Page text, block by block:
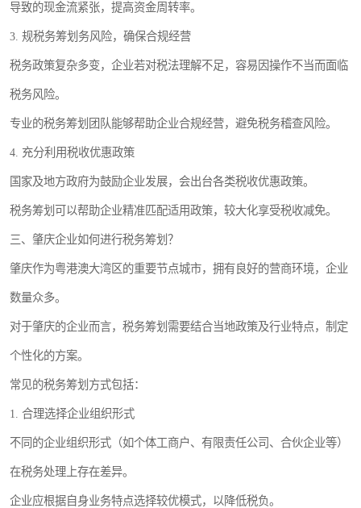
导致的现金流紧张，提高资金周转率。
3. 规税务筹划务风险，确保合规经营
税务政策复杂多变，企业若对税法理解不足，容易因操作不当而面临
税务风险。
专业的税务筹划团队能够帮助企业合规经营，避免税务稽查风险。
4. 充分利用税收优惠政策
国家及地方政府为鼓励企业发展，会出台各类税收优惠政策。
税务筹划可以帮助企业精准匹配适用政策，较大化享受税收减免。
三、肇庆企业如何进行税务筹划？
肇庆作为粤港澳大湾区的重要节点城市，拥有良好的营商环境，企业
数量众多。
对于肇庆的企业而言，税务筹划需要结合当地政策及行业特点，制定
个性化的方案。
常见的税务筹划方式包括：
1. 合理选择企业组织形式
不同的企业组织形式（如个体工商户、有限责任公司、合伙企业等）
在税务处理上存在差异。
企业应根据自身业务特点选择较优模式，以降低税负。